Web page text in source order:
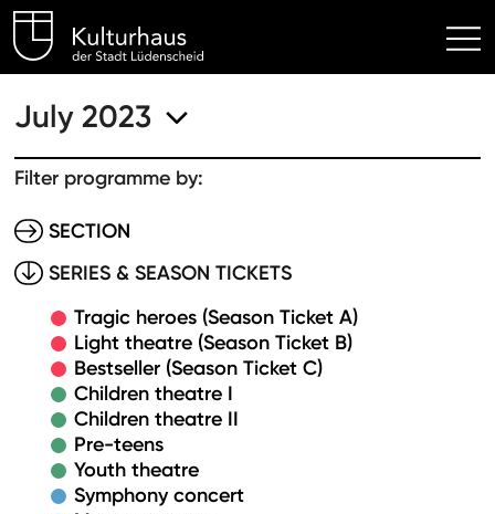
Kulturhaus Lüdenscheid
July 2023
Filter programme by:
SECTION
SERIES & SEASON TICKETS
Tragic heroes (Season Ticket A)
Light theatre (Season Ticket B)
Bestseller (Season Ticket C)
Children theatre I
Children theatre II
Pre-teens
Youth theatre
Symphony concert